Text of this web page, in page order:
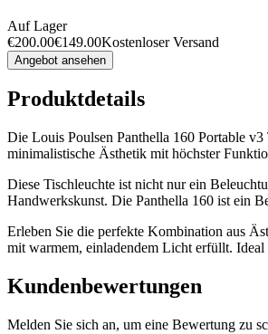
Auf Lager
€200.00€149.00Kostenloser Versand
Angebot ansehen
Produktdetails
Die Louis Poulsen Panthella 160 Portable
minimalistische Ästhetik mit höchster
Diese Tischleuchte ist nicht nur ein
Handwerkskunst. Die Panthella 160 ist ein
Erleben Sie die perfekte Kombination aus
mit warmem, einladendem Licht erfüllt.
Kundenbewertungen
Melden Sie sich an, um eine Bewertung zu